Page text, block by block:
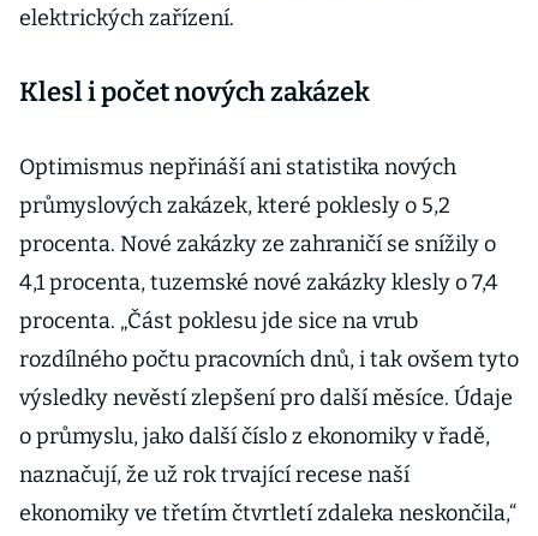
elektrických zařízení.
Klesl i počet nových zakázek
Optimismus nepřináší ani statistika nových
průmyslových zakázek, které poklesly o 5,2
procenta. Nové zakázky ze zahraničí se snížily o
4,1 procenta, tuzemské nové zakázky klesly o 7,4
procenta. „Část poklesu jde sice na vrub
rozdílného počtu pracovních dnů, i tak ovšem tyto
výsledky nevěstí zlepšení pro další měsíce. Údaje
o průmyslu, jako další číslo z ekonomiky v řadě,
naznačují, že už rok trvající recese naší
ekonomiky ve třetím čtvrtletí zdaleka neskončila,“